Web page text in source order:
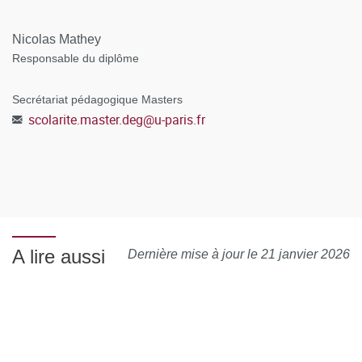
Nicolas Mathey
Responsable du diplôme
Secrétariat pédagogique Masters
scolarite.master.deg@u-paris.fr
Dernière mise à jour le 21 janvier 2026
A lire aussi